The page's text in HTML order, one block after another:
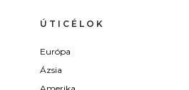
ÚTICÉLOK
Európa
Ázsia